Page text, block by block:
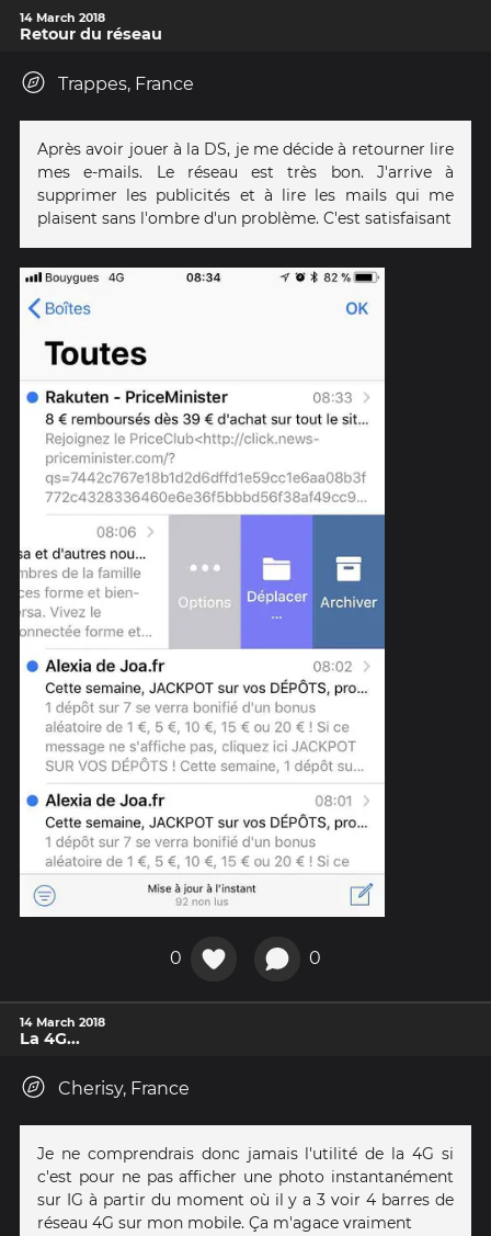
14 March 2018
Retour du réseau
Trappes, France
Après avoir jouer à la DS, je me décide à retourner lire
mes e-mails. Le réseau est très bon. J'arrive à
supprimer les publicités et à lire les mails qui me
plaisent sans l'ombre d'un problème. C'est satisfaisant
0 0
14 March 2018
La 4G...
Cherisy, France
Je ne comprendrais donc jamais l'utilité de la 4G si
c'est pour ne pas afficher une photo instantanément
sur IG à partir du moment où il y a 3 voir 4 barres de
réseau 4G sur mon mobile. Ça m'agace vraiment